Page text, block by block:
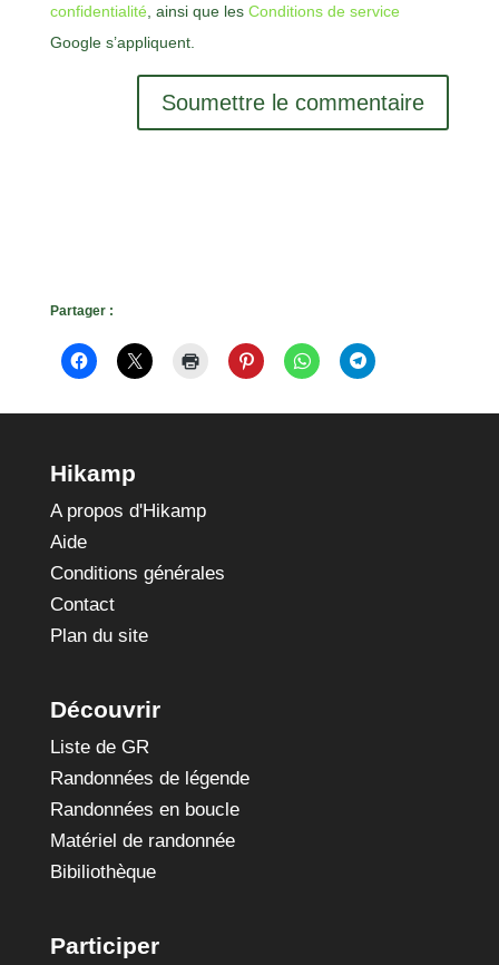
confidentialité , ainsi que les Conditions de service
Google s’appliquent.
Soumettre le commentaire
Partager :
Hikamp
A propos d'Hikamp
Aide
Conditions générales
Contact
Plan du site
Découvrir
Liste de GR
Randonnées de légende
Randonnées en boucle
Matériel de randonnée
Bibiliothèque
Participer